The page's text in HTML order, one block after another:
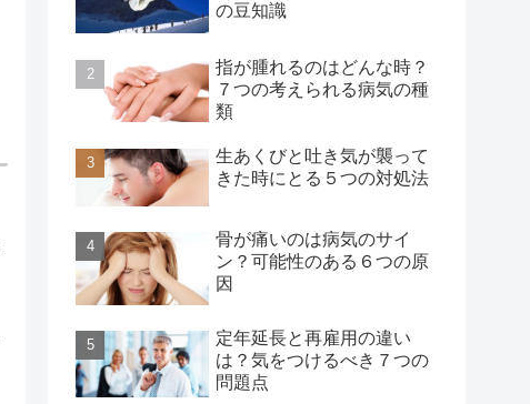
の豆知識
指が腫れるのはどんな時？
７つの考えられる病気の種
類
生あくびと吐き気が襲って
きた時にとる５つの対処法
骨が痛いのは病気のサイ
ン？可能性のある６つの原
因
定年延長と再雇用の違い
は？気をつけるべき７つの
問題点